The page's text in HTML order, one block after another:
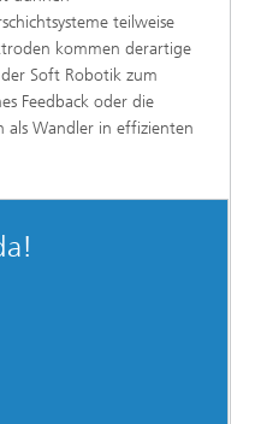
teilweise
kommen derartige
Soft Robotik zum
Feedback oder die
Wandler in effizienten